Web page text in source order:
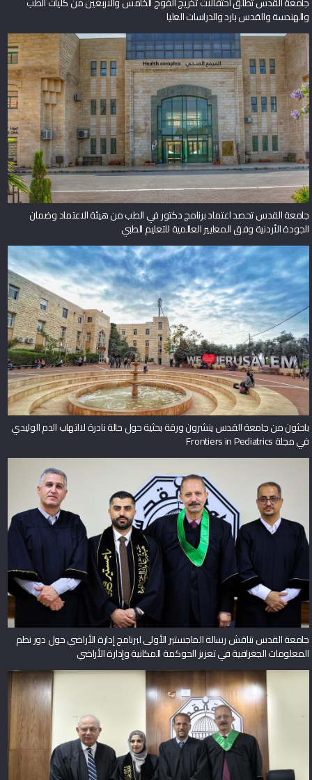
والهندسة والقدس بارد والدراسات العليا
جامعة القدس تحصد اعتماد برنامج دكتور في الطب من هيئة الاعتماد وضمان
الجودة الأردنية وفق المعايير العالمية للتعليم الطبي
باحثون من جامعة القدس ينشرون ورقة بحثية حول حالة نادرة لالتهاب الدم الوليدي
في مجلة Frontiers in Pediatrics
جامعة القدس تناقش رسالة الماجستير الأولى لبرنامج إدارة الأراضي حول دور نظم
المعلومات الجغرافية في تعزيز الحوكمة المكانية وإدارة الأراضي